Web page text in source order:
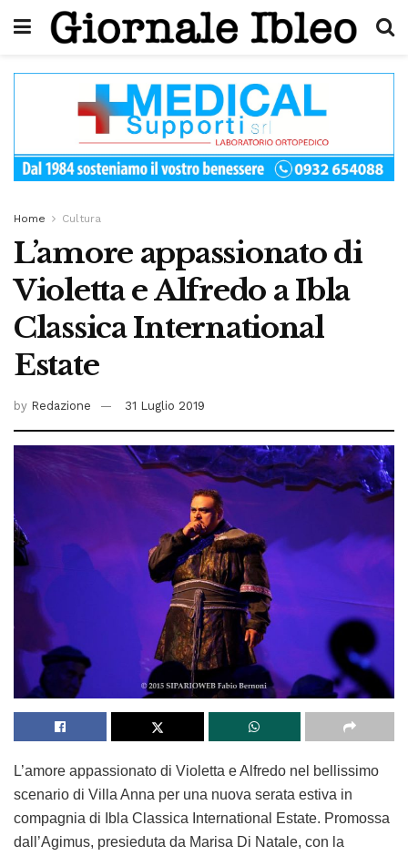
Home Cultura
L’amore appassionato di
Violetta e Alfredo a Ibla
Classica International
Estate
by Redazione 31 Luglio 2019
L’amore appassionato di Violetta e Alfredo nel bellissimo
scenario di Villa Anna per una nuova serata estiva in
compagnia di Ibla Classica International Estate. Promossa
dall’Agimus, presieduta da Marisa Di Natale, con la